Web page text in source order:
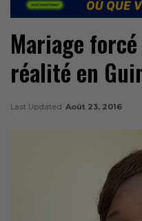
Mariage
réalité en
Last Updated Août 23, 2016